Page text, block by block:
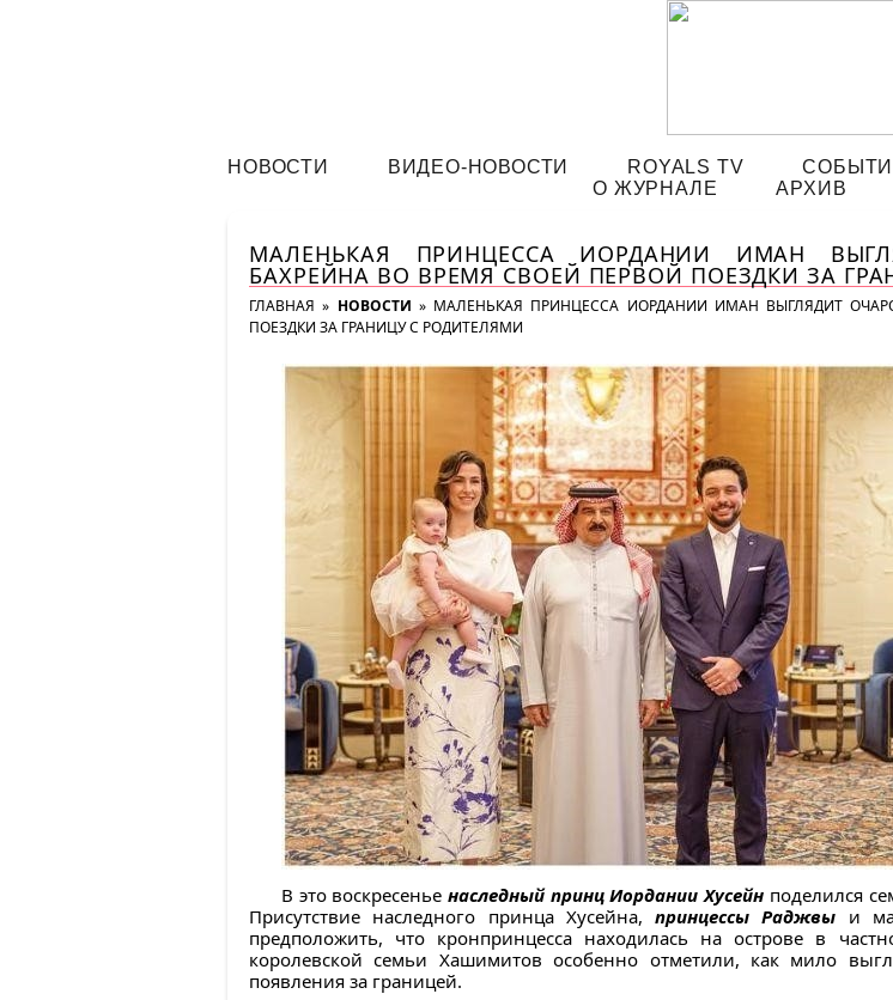
НОВОСТИ ВИДЕО-НОВОСТИ ROYALS TV
О ЖУРНАЛЕ
АРХИВ
МАЛЕНЬКАЯ ПРИНЦЕССА ИОРДАНИИ ИМАН
БАХРЕЙНА ВО ВРЕМЯ СВОЕЙ ПЕРВОЙ ПОЕЗДКИ ЗА
ГЛАВНАЯ » НОВОСТИ » МАЛЕНЬКАЯ ПРИНЦЕССА ИОРДАНИИ ИМАН ВЫГЛЯДИТ
ПОЕЗДКИ ЗА ГРАНИЦУ С РОДИТЕЛЯМИ
В это воскресеньенаследный принц Иордании Хусейн поделился
Присутствие наследного принца Хусейна, принцессы Раджвы и
предположить, что кронпринцесса находилась на острове в
королевской семьи Хашимитов особенно отметили, как мило
появления за границей.